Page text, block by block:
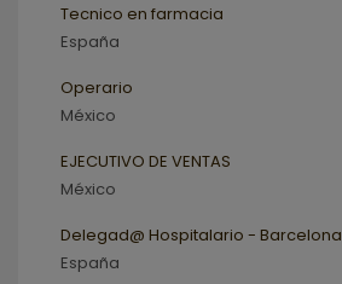
Tecnico en farmacia
España
Operario
México
EJECUTIVO DE VENTAS
México
Delegad@ Hospitalario - Barcelona
España